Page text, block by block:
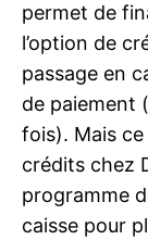
permet de
l’option de
passage en
de paiement
fois). Mais ce
crédits chez
programme
caisse pour